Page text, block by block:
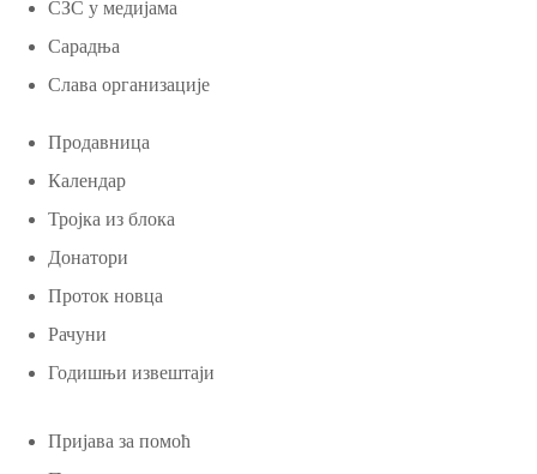
СЗС у медијама
Сарадња
Слава организације
Продавница
Календар
Тројка из блока
Донатори
Проток новца
Рачуни
Годишњи извештаји
Пријава за помоћ